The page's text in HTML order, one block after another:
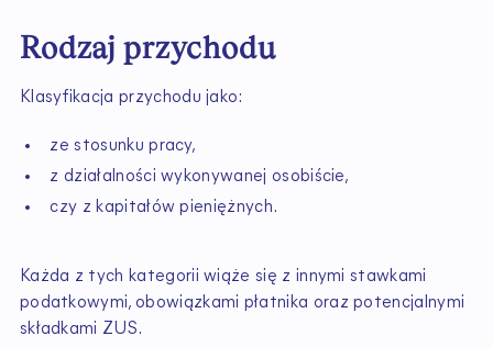
Rodzaj przychodu
Klasyfikacja przychodu jako:
ze stosunku pracy,
z działalności wykonywanej osobiście,
czy z kapitałów pieniężnych.
Każda z tych kategorii wiąże się z innymi stawkami
podatkowymi, obowiązkami płatnika oraz potencjalnymi
składkami ZUS.